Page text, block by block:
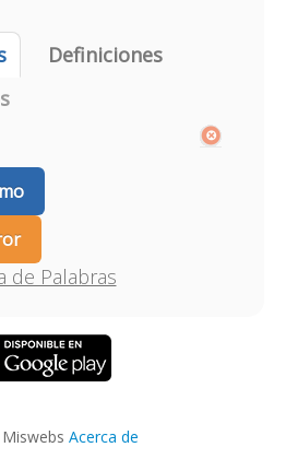
Definiciones
de Palabras
Acerca de